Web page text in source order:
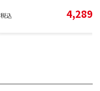
税込 4,289